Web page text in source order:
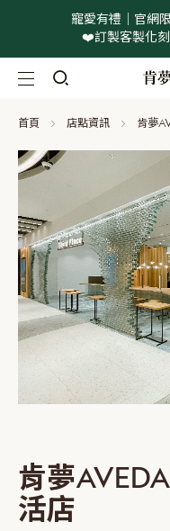
寵愛有禮｜官網
❤️訂製客製化
首頁 店點資訊 肯夢
肯夢
活店